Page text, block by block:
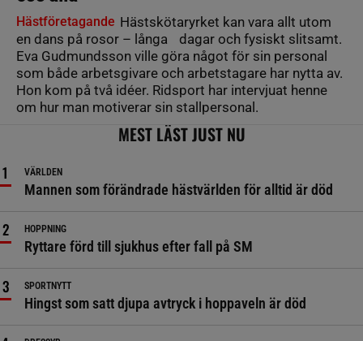
Hästföretagande Hästskötaryrket kan vara allt utom
en dans på rosor – långa dagar och fysiskt slitsamt.
Eva Gudmundsson ville göra något för sin personal
som både arbetsgivare och arbetstagare har nytta av.
Hon kom på två idéer. Ridsport har intervjuat henne
om hur man motiverar sin stallpersonal.
MEST LÄST JUST NU
VÄRLDEN
Mannen som förändrade hästvärlden för alltid är död
HOPPNING
Ryttare förd till sjukhus efter fall på SM
SPORTNYTT
Hingst som satt djupa avtryck i hoppaveln är död